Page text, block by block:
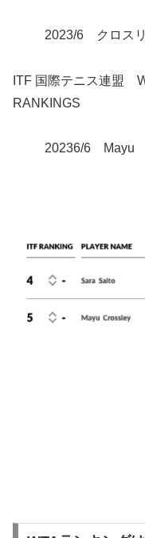
2023/6 クロス
ITF 国際テニス連盟
RANKINGS
20236/6 Mayu